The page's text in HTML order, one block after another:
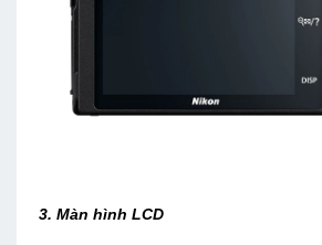
3. Màn hình LCD